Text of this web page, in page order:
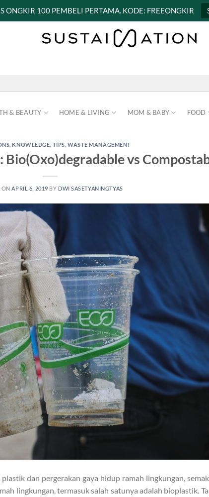
ONGKIR 100 PEMBELI PERTAMA. KODE: FREEONGKIR
& BEAUTY HOME & LIVING MOM & BABY FOOD
KNOWLEDGE TIPS WASTE MANAGEMENT
vs
ONAPRIL 6, 2019 BY DWI SASETYANINGTYAS
dan pergerakan gaya hidup ramah lingkungan,
lingkungan, termasuk salah satunya adalah bioplastik.